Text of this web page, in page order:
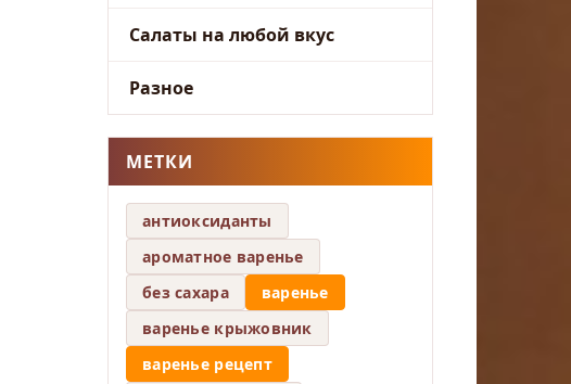
Салаты на любой вкус
Разное
МЕТКИ
антиоксиданты
ароматное варенье
без сахара
варенье
варенье крыжовник
варенье рецепт